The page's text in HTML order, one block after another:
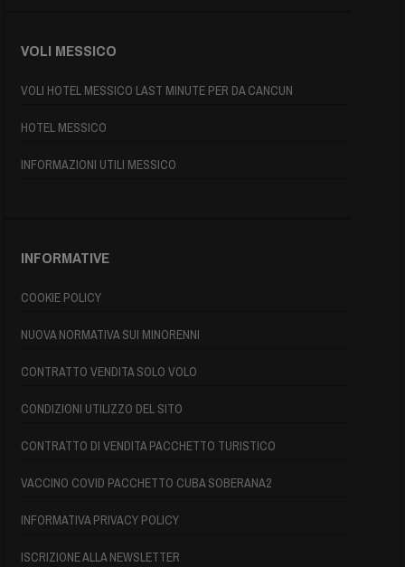
VOLI MESSICO
VOLI HOTEL MESSICO LAST MINUTE PER DA CANCUN
HOTEL MESSICO
INFORMAZIONI UTILI MESSICO
INFORMATIVE
COOKIE POLICY
NUOVA NORMATIVA SUI MINORENNI
CONTRATTO VENDITA SOLO VOLO
CONDIZIONI UTILIZZO DEL SITO
CONTRATTO DI VENDITA PACCHETTO TURISTICO
VACCINO COVID PACCHETTO CUBA SOBERANA2
INFORMATIVA PRIVACY POLICY
ISCRIZIONE ALLA NEWSLETTER